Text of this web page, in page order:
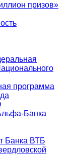
призов»
программа
Банка
Банка ВТБ